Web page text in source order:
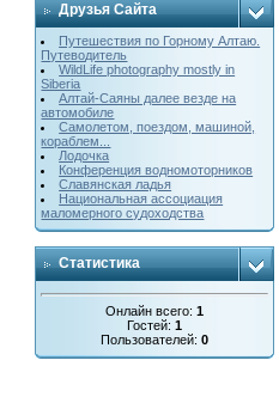
Друзья Сайта
Путешествия по Горному Алтаю.
Путеводитель
WildLife photography mostly in
Siberia
Алтай-Саяны далее везде на
автомобиле
Cамолетом, поездом, машиной,
кораблем...
Лодочка
Конференция водномоторников
Славянская ладья
Национальная ассоциация
маломерного судоходства
Статистика
Онлайн всего:1
Гостей:1
Пользователей:0